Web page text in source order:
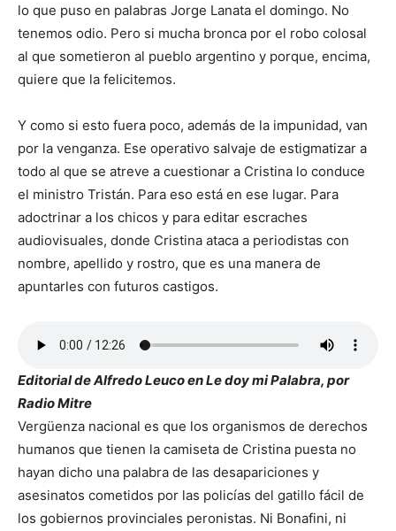
lo que puso en palabras Jorge Lanata el domingo. No
tenemos odio. Pero si mucha bronca por el robo colosal
al que sometieron al pueblo argentino y porque, encima,
quiere que la felicitemos.
Y como si esto fuera poco, además de la impunidad, van
por la venganza. Ese operativo salvaje de estigmatizar a
todo al que se atreve a cuestionar a Cristina lo conduce
el ministro Tristán. Para eso está en ese lugar. Para
adoctrinar a los chicos y para editar escraches
audiovisuales, donde Cristina ataca a periodistas con
nombre, apellido y rostro, que es una manera de
apuntarles con futuros castigos.
Editorial de Alfredo Leuco en Le doy mi Palabra, por
Radio Mitre
Vergüenza nacional es que los organismos de derechos
humanos que tienen la camiseta de Cristina puesta no
hayan dicho una palabra de las desapariciones y
asesinatos cometidos por las policías del gatillo fácil de
los gobiernos provinciales peronistas. Ni Bonafini, ni